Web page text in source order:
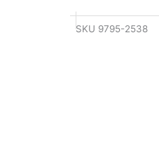
SKU 9795-2538